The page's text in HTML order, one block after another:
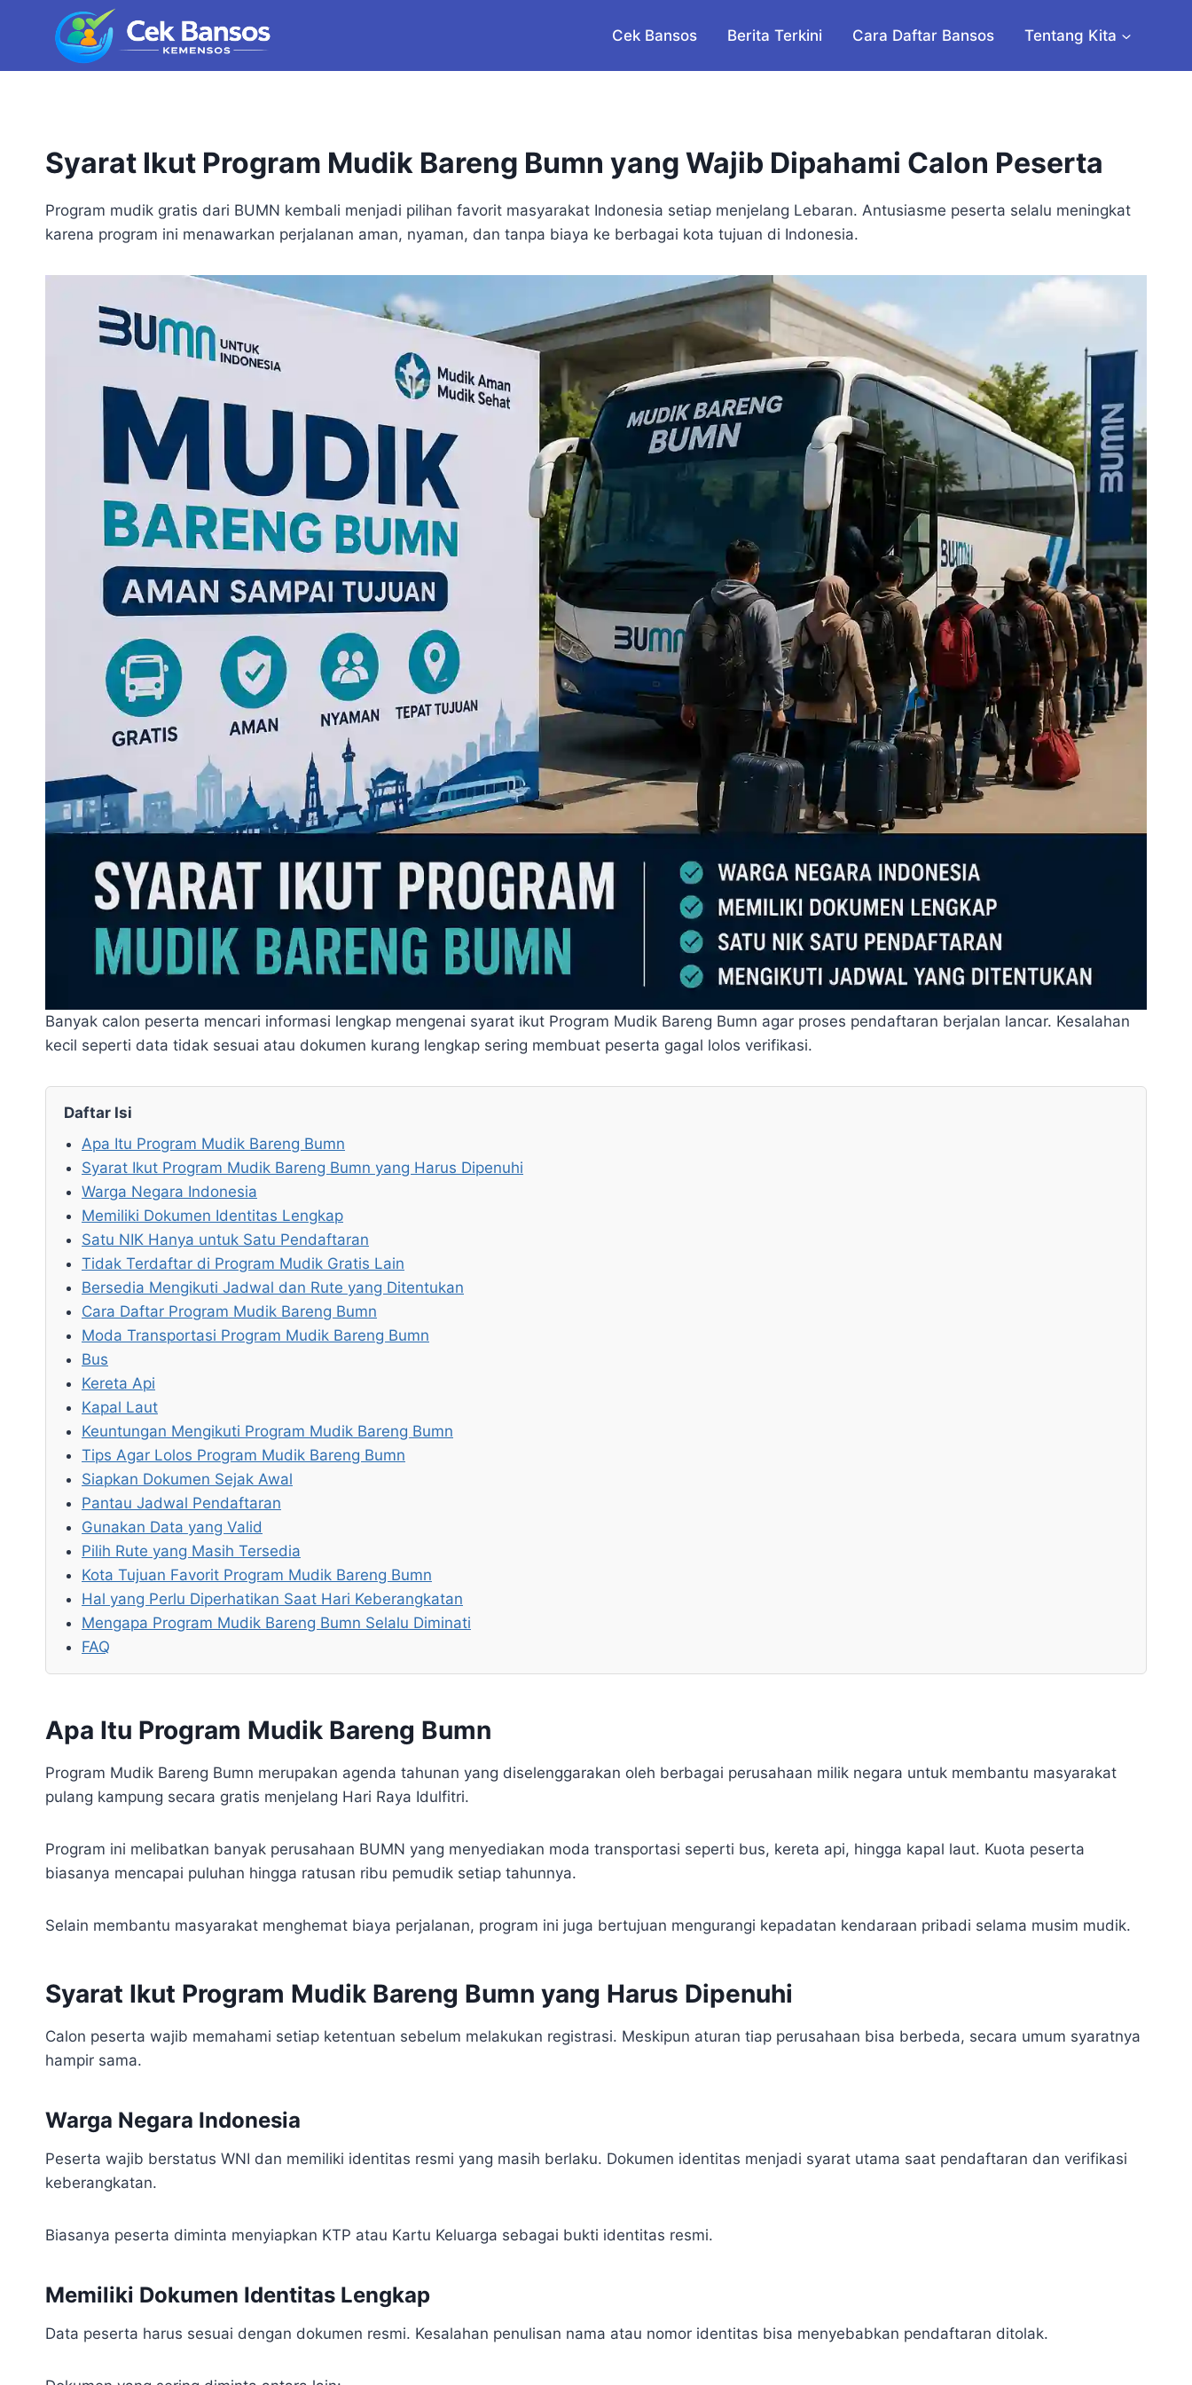
Cek Bansos Berita Terkini Cara Daftar Bansos Tentang Kita
Syarat Ikut Program Mudik Bareng Bumn yang Wajib Dipahami Calon Peserta
Program mudik gratis dari BUMN kembali menjadi pilihan favorit masyarakat Indonesia setiap menjelang Lebaran. Antusiasme peserta selalu meningkat
karena program ini menawarkan perjalanan aman, nyaman, dan tanpa biaya ke berbagai kota tujuan di Indonesia.
Banyak calon peserta mencari informasi lengkap mengenai syarat ikut Program Mudik Bareng Bumn agar proses pendaftaran berjalan lancar. Kesalahan
kecil seperti data tidak sesuai atau dokumen kurang lengkap sering membuat peserta gagal lolos verifikasi.
Daftar Isi
Apa Itu Program Mudik Bareng Bumn
Syarat Ikut Program Mudik Bareng Bumn yang Harus Dipenuhi
Warga Negara Indonesia
Memiliki Dokumen Identitas Lengkap
Satu NIK Hanya untuk Satu Pendaftaran
Tidak Terdaftar di Program Mudik Gratis Lain
Bersedia Mengikuti Jadwal dan Rute yang Ditentukan
Cara Daftar Program Mudik Bareng Bumn
Moda Transportasi Program Mudik Bareng Bumn
Bus
Kereta Api
Kapal Laut
Keuntungan Mengikuti Program Mudik Bareng Bumn
Tips Agar Lolos Program Mudik Bareng Bumn
Siapkan Dokumen Sejak Awal
Pantau Jadwal Pendaftaran
Gunakan Data yang Valid
Pilih Rute yang Masih Tersedia
Kota Tujuan Favorit Program Mudik Bareng Bumn
Hal yang Perlu Diperhatikan Saat Hari Keberangkatan
Mengapa Program Mudik Bareng Bumn Selalu Diminati
FAQ
Apa Itu Program Mudik Bareng Bumn
Program Mudik Bareng Bumn merupakan agenda tahunan yang diselenggarakan oleh berbagai perusahaan milik negara untuk membantu masyarakat
pulang kampung secara gratis menjelang Hari Raya Idulfitri.
Program ini melibatkan banyak perusahaan BUMN yang menyediakan moda transportasi seperti bus, kereta api, hingga kapal laut. Kuota peserta
biasanya mencapai puluhan hingga ratusan ribu pemudik setiap tahunnya.
Selain membantu masyarakat menghemat biaya perjalanan, program ini juga bertujuan mengurangi kepadatan kendaraan pribadi selama musim mudik.
Syarat Ikut Program Mudik Bareng Bumn yang Harus Dipenuhi
Calon peserta wajib memahami setiap ketentuan sebelum melakukan registrasi. Meskipun aturan tiap perusahaan bisa berbeda, secara umum syaratnya
hampir sama.
Warga Negara Indonesia
Peserta wajib berstatus WNI dan memiliki identitas resmi yang masih berlaku. Dokumen identitas menjadi syarat utama saat pendaftaran dan verifikasi
keberangkatan.
Biasanya peserta diminta menyiapkan KTP atau Kartu Keluarga sebagai bukti identitas resmi.
Memiliki Dokumen Identitas Lengkap
Data peserta harus sesuai dengan dokumen resmi. Kesalahan penulisan nama atau nomor identitas bisa menyebabkan pendaftaran ditolak.